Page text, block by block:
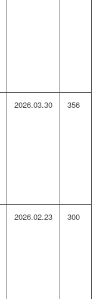
2026.03.30 356
2026.02.23 300